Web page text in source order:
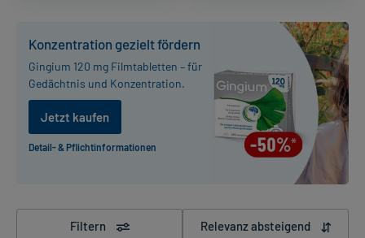
Konzentration gezielt fördern
Gingium 120 mg Filmtabletten – für
Gedächtnis und Konzentration.
Jetzt kaufen
Detail- & Pflichtinformationen
Filtern Relevanz absteigend